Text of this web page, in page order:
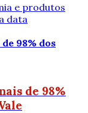
e produtos
data
de 98%